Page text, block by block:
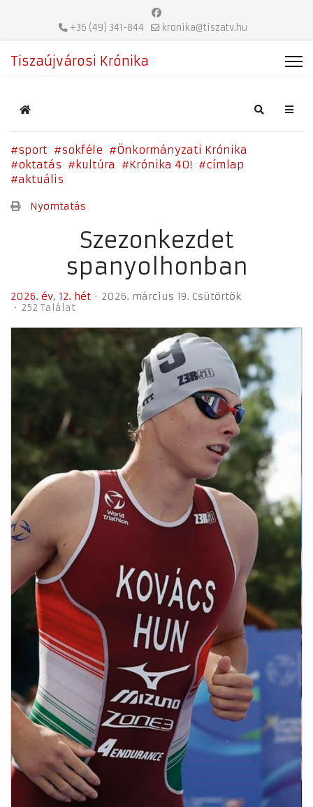
+36 (49) 341-844 kronika@tiszatv.hu
Tiszaújvárosi Krónika
Home Search
sport sokféle
Önkormányzati Krónika
oktatás
kultúra Krónika 40!
címlap
aktuális
Nyomtatás
Szezonkezdet
spanyolhonban
2026. év 12. hét
2026. március 19. Csütörtök
252 Találat